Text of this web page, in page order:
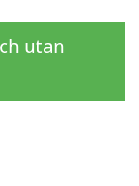
utan